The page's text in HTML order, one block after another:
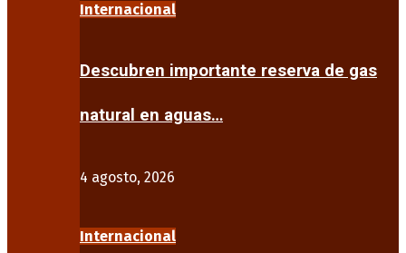
Internacional
Descubren importante reserva de gas
natural en aguas…
4 agosto, 2026
Internacional